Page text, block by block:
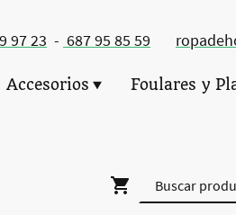
97 23 - 687 95 85 59
Accesorios Foulares y